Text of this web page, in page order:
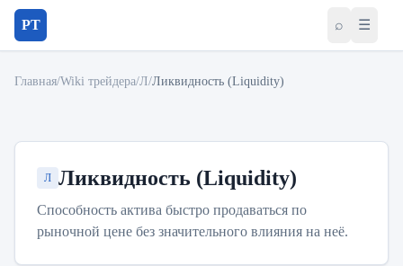
PT ⌕ ☰
Главная/Wiki трейдера/Л/Ликвидность (Liquidity)
Л Ликвидность (Liquidity)
Способность актива быстро продаваться по
рыночной цене без значительного влияния на неё.